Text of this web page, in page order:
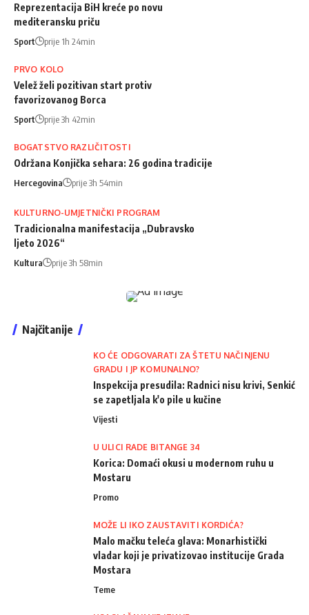
Reprezentacija BiH kreće po novu
mediteransku priču
Sport prije 1h 24min
PRVO KOLO
Velež želi pozitivan start protiv
favorizovanog Borca
Sport prije 3h 42min
BOGATSTVO RAZLIČITOSTI
Održana Konjička sehara: 26 godina tradicije
Hercegovina prije 3h 54min
KULTURNO-UMJETNIČKI PROGRAM
Tradicionalna manifestacija „Dubravsko
ljeto 2026“
Kultura prije 3h 58min
Najčitanije
KO ĆE ODGOVARATI ZA ŠTETU NAČINJENU
GRADU I JP KOMUNALNO?
Inspekcija presudila: Radnici nisu krivi, Senkić
se zapetljala k'o pile u kučine
Vijesti
U ULICI RADE BITANGE 34
Korica: Domaći okusi u modernom ruhu u
Mostaru
Promo
MOŽE LI IKO ZAUSTAVITI KORDIĆA?
Malo mačku teleća glava: Monarhistički
vladar koji je privatizovao institucije Grada
Mostara
Teme